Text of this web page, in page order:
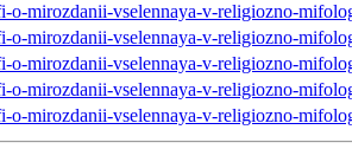
o-mirozdanii-vselennaya-v-religiozno-
o-mirozdanii-vselennaya-v-religiozno-
o-mirozdanii-vselennaya-v-religiozno-
o-mirozdanii-vselennaya-v-religiozno-
o-mirozdanii-vselennaya-v-religiozno-